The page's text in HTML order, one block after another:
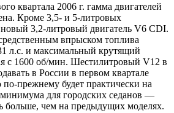
квартала 2006 г. гамма двигателей
Кроме 3,5- и 5-литровых
3,2-литровый двигатель V6 CDI.
впрыском топлива
л.с. и максимальный крутящий
с 1600 об/мин. Шестилитровый V12 в
в России в первом квартале
по-прежнему будет практически на
для городских седанов —
больше, чем на предыдущих моделях.